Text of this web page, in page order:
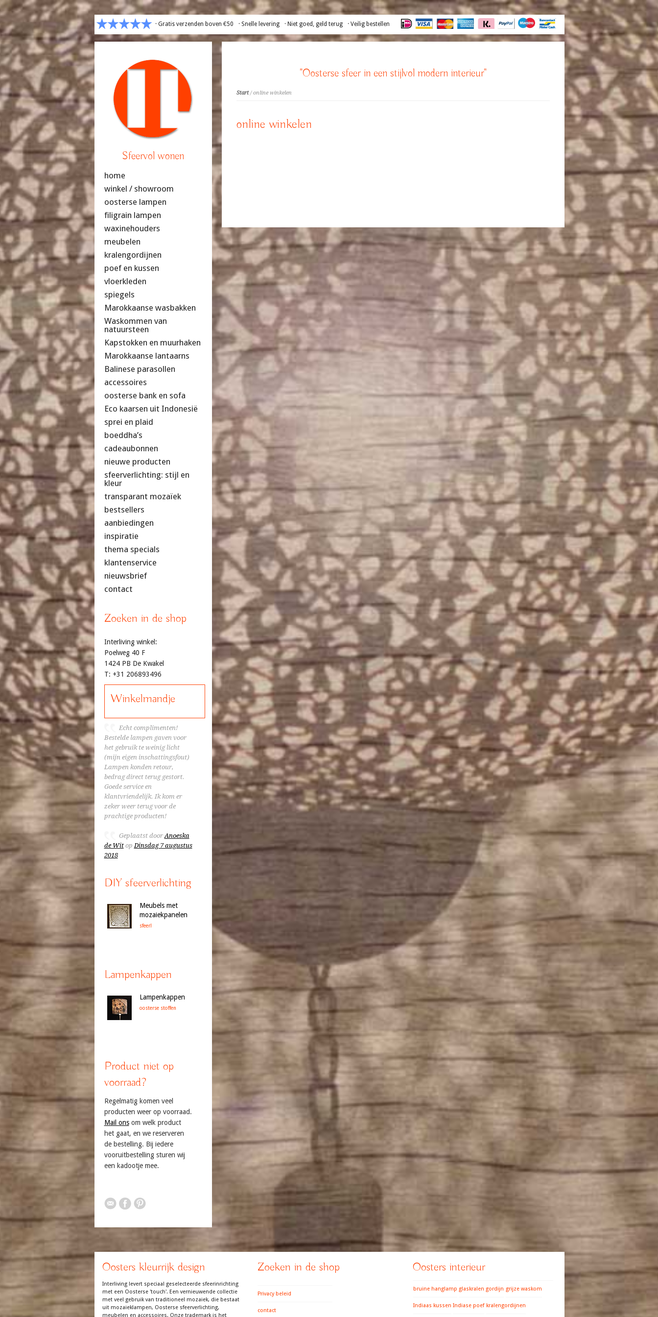
· Gratis verzenden boven €50 · Snelle levering · Niet goed, geld terug · Veilig bestellen
"Oosterse sfeer in een stijlvol modern interieur"
Start/ online winkelen
online winkelen
Sfeervol wonen
home
winkel / showroom
oosterse lampen
filigrain lampen
waxinehouders
meubelen
kralengordijnen
poef en kussen
vloerkleden
spiegels
Marokkaanse wasbakken
Waskommen van
natuursteen
Kapstokken en muurhaken
Marokkaanse lantaarns
Balinese parasollen
accessoires
oosterse bank en sofa
Eco kaarsen uit Indonesië
sprei en plaid
boeddha’s
cadeaubonnen
nieuwe producten
sfeerverlichting: stijl en
kleur
transparant mozaïek
bestsellers
aanbiedingen
inspiratie
thema specials
klantenservice
nieuwsbrief
contact
Zoeken in de shop
Interliving winkel:
Poelweg 40 F
1424 PB De Kwakel
T: +31 206893496
Winkelmandje
Echt complimenten!
Bestelde lampen gaven voor
het gebruik te weinig licht
(mijn eigen inschattingsfout)
Lampen konden retour,
bedrag direct terug gestort.
Goede service en
klantvriendelijk. Ik kom er
zeker weer terug voor de
prachtige producten!
Geplaatst doorAnoeska
de WitopDinsdag 7 augustus
2018
DIY sfeerverlichting
Meubels met
mozaiekpanelen
sfeer!
Lampenkappen
Lampenkappen
oosterse stoffen
Product niet op
voorraad?
Regelmatig komen veel
producten weer op voorraad.
Mail onsom welk product
het gaat, en we reserveren
de bestelling. Bij iedere
vooruitbestelling sturen wij
een kadootje mee.
Oosters kleurrijk design
Interliving levert speciaal geselecteerde sfeerinrichting
met een Oosterse 'touch'. Een vernieuwende collectie
met veel gebruik van traditioneel mozaiek, die bestaat
uit mozaieklampen, Oosterse sfeerverlichting,
meubelen en accessoires. Onze trademark is het
Zoeken in de shop
Privacy beleid
contact
Oosters interieur
bruine hanglamp glaskralen gordijn grijze waskom
Indiaas kussen Indiase poef kralengordijnen